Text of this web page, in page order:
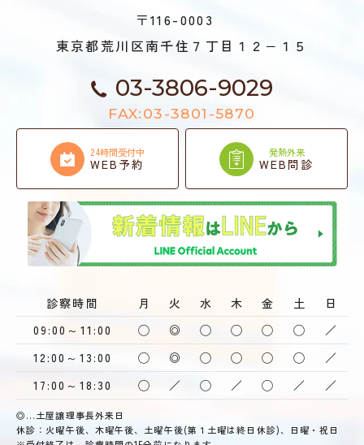
〒116-0003
東京都荒川区南千住７丁目１２−１５
03-3806-9029
FAX:03-3801-5870
24時間受付中
WEB予約
発熱外来
WEB問診
診察時間 月 火 水 木 金 土
日
09:00～11:00
◯ ◎ ◯ ◯ ◯ ◯
／
12:00～13:00
◯ ◎ ◯ ◯ ◯ ◯
／
17:00～18:30
◯ ／ ◯ ／ ◯ ／ ／
◎…土屋譲理事長外来日
休診：火曜午後、木曜午後、土曜午後(第１土曜は終日休診)、日曜・祝日